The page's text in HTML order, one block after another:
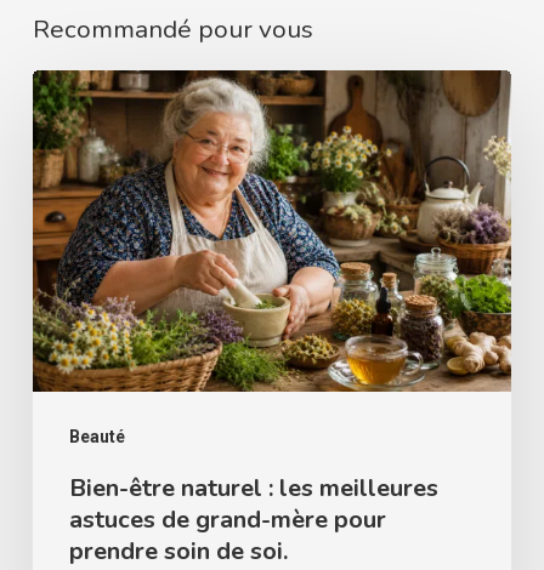
Recommandé pour vous
Beauté
Bien-
être
naturel
:
les
meilleures
astuces
de
grand-
mère
pour
prendre
Bien-être naturel : les meilleures
astuces de grand-mère pour
prendre soin de soi.